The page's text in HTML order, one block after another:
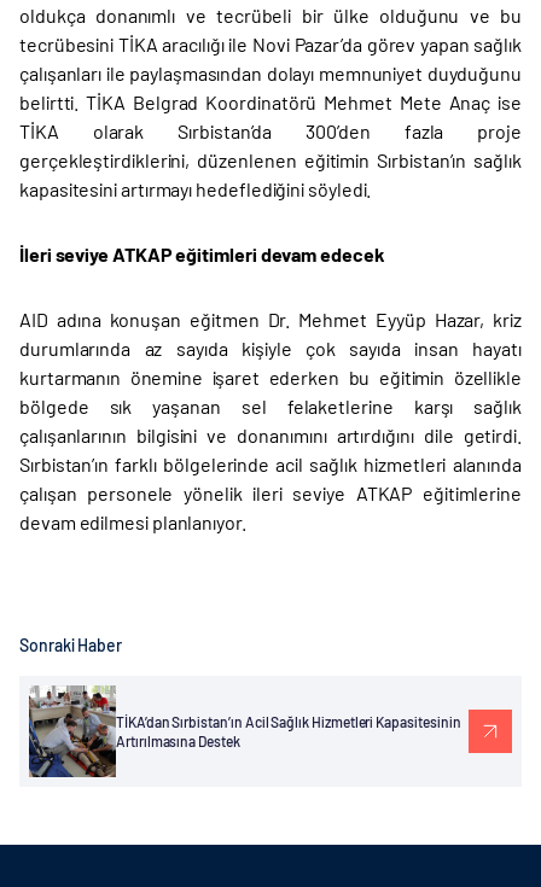
oldukça donanımlı ve tecrübeli bir ülke olduğunu ve bu
tecrübesini TİKA aracılığı ile Novi Pazar’da görev yapan sağlık
çalışanları ile paylaşmasından dolayı memnuniyet duyduğunu
belirtti. TİKA Belgrad Koordinatörü Mehmet Mete Anaç ise
TİKA olarak Sırbistan’da 300’den fazla proje
gerçekleştirdiklerini, düzenlenen eğitimin Sırbistan’ın sağlık
kapasitesini artırmayı hedeflediğini söyledi.
İleri seviye ATKAP eğitimleri devam edecek
AID adına konuşan eğitmen Dr. Mehmet Eyyüp Hazar, kriz
durumlarında az sayıda kişiyle çok sayıda insan hayatı
kurtarmanın önemine işaret ederken bu eğitimin özellikle
bölgede sık yaşanan sel felaketlerine karşı sağlık
çalışanlarının bilgisini ve donanımını artırdığını dile getirdi.
Sırbistan’ın farklı bölgelerinde acil sağlık hizmetleri alanında
çalışan personele yönelik ileri seviye ATKAP eğitimlerine
devam edilmesi planlanıyor.
Sonraki Haber
TİKA’dan Sırbistan’ın Acil Sağlık Hizmetleri Kapasitesinin
Artırılmasına Destek